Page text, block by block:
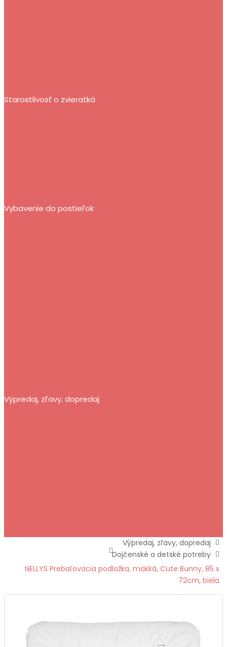
Starostlivosť o zvieratká
Vybavenie do postieľok
Výpredaj, zľavy, dopredaj
Výpredaj, zľavy, dopredaj
Dojčenské a detské potreby
NELLYS Prebaľovacia podložka, mäkká, Cute Bunny, 85 x
72cm, biela